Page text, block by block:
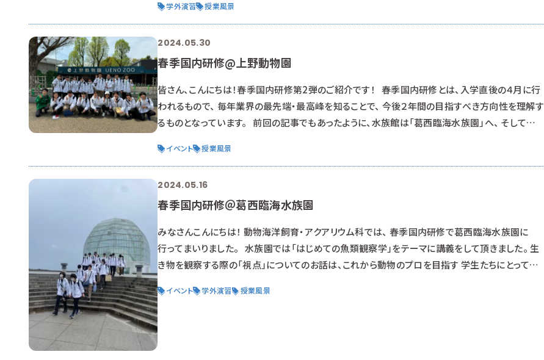
う言葉は聞いたことあるでしょうか？ マイクロプラスチックとは、一般的に直径5mm以下のプラス
学外演習 授業風景
2024.05.30
春季国内研修@上野動物園
皆さん、こんにちは！春季国内研修第2弾のご紹介です！ 春季国内研修とは、入学直後の４月に行
われるもので、 毎年業界の最先端・最高峰を知ることで、 今後２年間の目指すべき方向性を理解す
るものとなっています。 前回の記事でもあったように、水族館は「葛西臨海水族園」へ、 そして今
ンダ！ 平日にもかかわらず多数のお客様。外国の方も多く、日本を代表する動物園であることがわ
イベント 授業風景
2024.05.16
春季国内研修＠葛西臨海水族園
みなさんこんにちは！ 動物海洋飼育・アクアリウム科では、 春季国内研修で葛西臨海水族園に
行ってまいりました。 水族園では「はじめての魚類観察学」をテーマに講義をして頂きました。 生
き物を観察する際の「視点」についてのお話は、これから動物のプロを目指す 学生たちにとって非
持って館内を見学します。 マグロのスポットガイドでは多くの学生が集まり、 ここぞとばかりに飼育
イベント 学外演習 授業風景